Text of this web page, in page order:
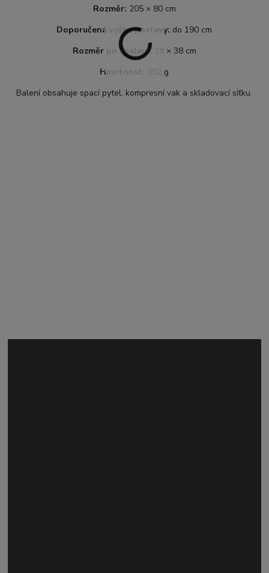
Rozměr: 205 × 80 cm
Doporučená výška postavy: do 190 cm
Rozměr po sbalení:18 × 38 cm
Hmotnost:
992 g
Balení obsahuje spací pytel, kompresní vak a skladovací síťku.